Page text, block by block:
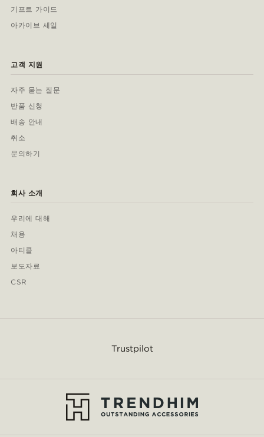
기프트 가이드
아카이브 세일
고객 지원
자주 묻는 질문
반품 신청
배송 안내
취소
문의하기
회사 소개
우리에 대해
채용
아티클
보도자료
CSR
Trustpilot